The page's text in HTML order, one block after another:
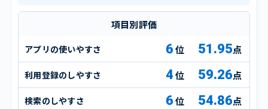
項目別評価
アプリの使いやすさ 6 51.95点
利用登録のしやすさ 4 59.26点
検索のしやすさ 6 54.86点